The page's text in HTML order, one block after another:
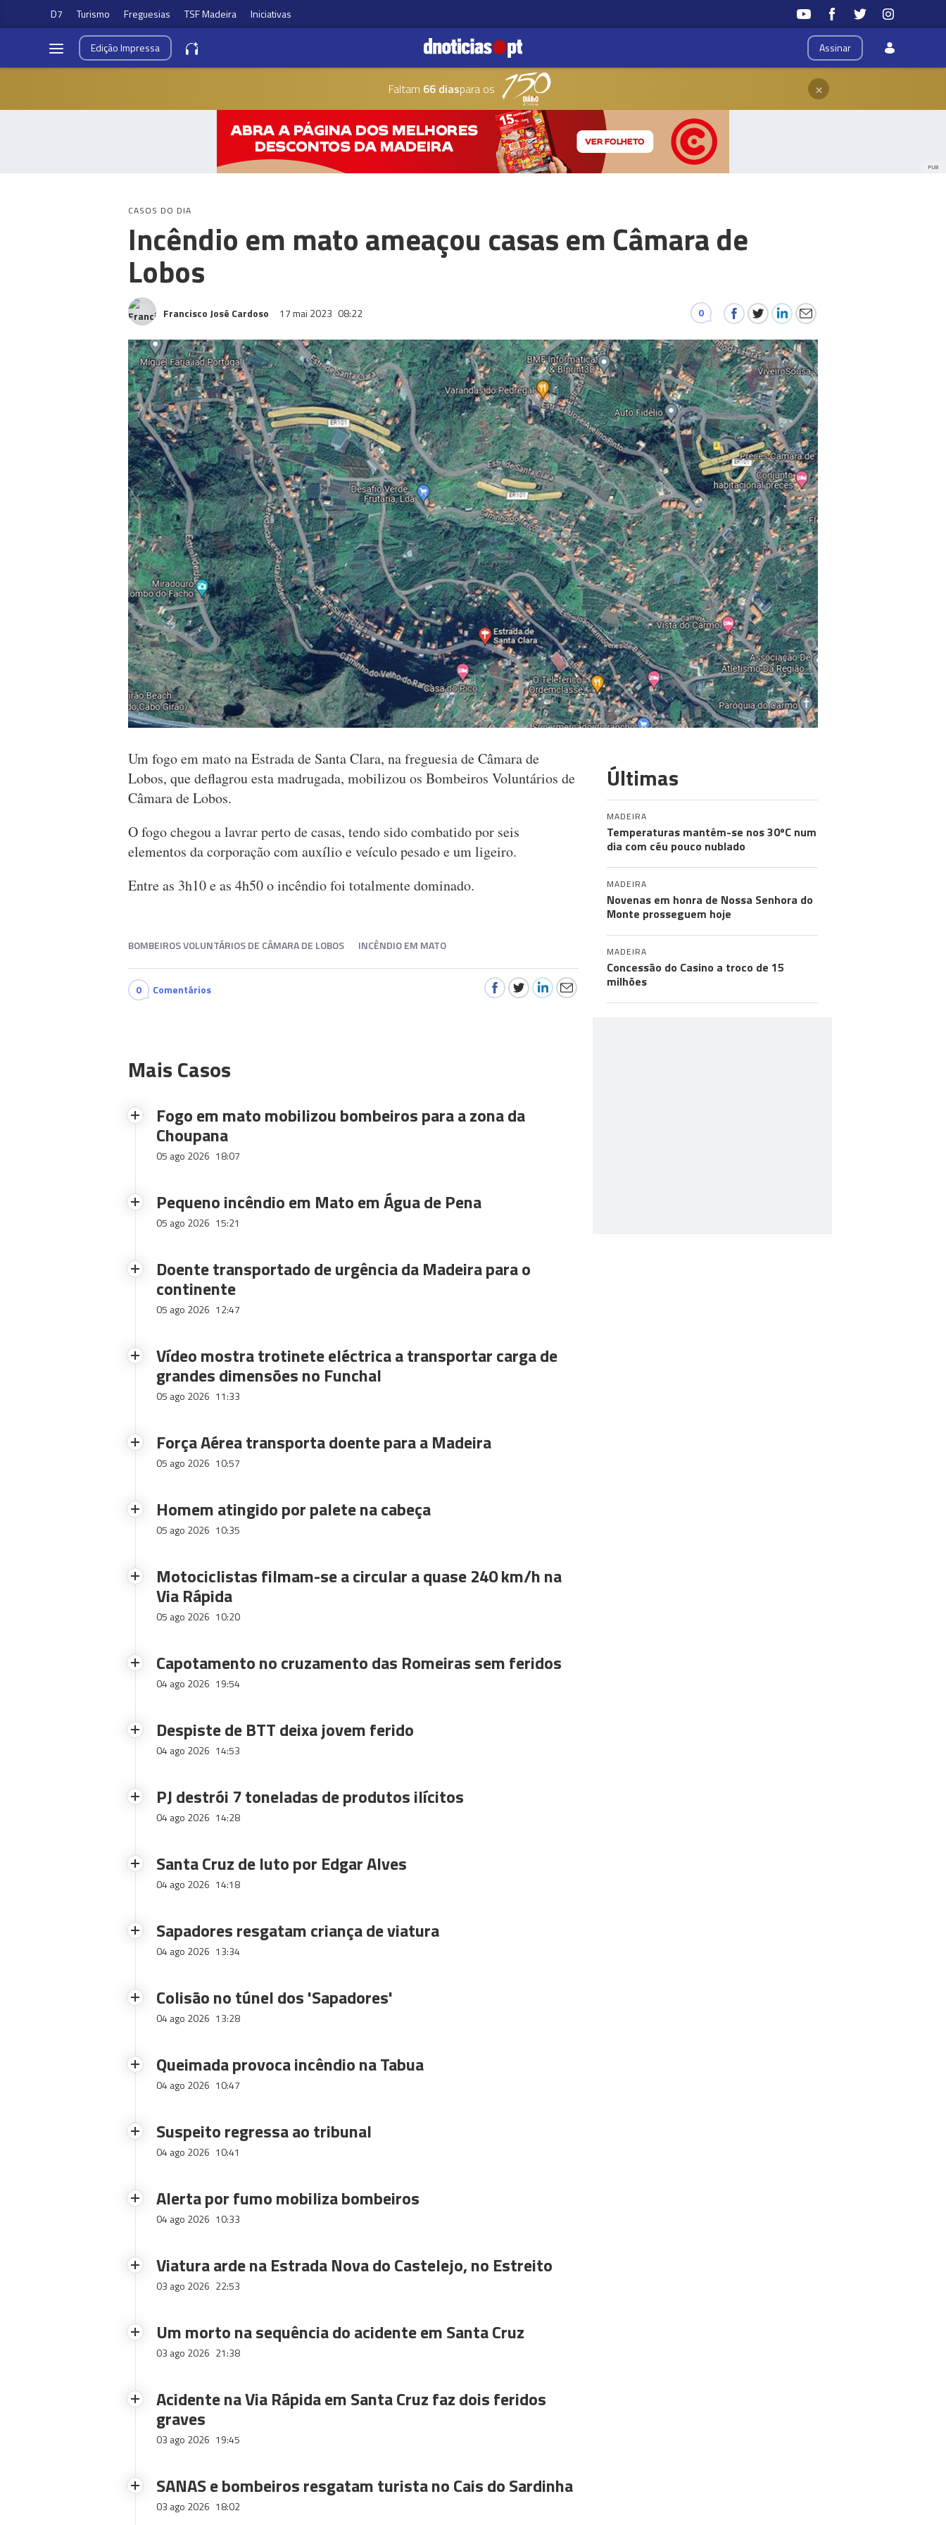
D7 Turismo Freguesias TSF Madeira Iniciativas
Assinar
EdiçãoImpressa
Faltam 66 diaspara os ×
PUB
CASOS DO DIA
Incêndio em mato ameaçou casas em Câmara de
Lobos
Francisco José Cardoso 17 mai 2023 08:22 0
Um fogo em mato na Estrada de Santa Clara, na freguesia de Câmara de
Lobos, que deflagrou esta madrugada, mobilizou os Bombeiros Voluntários de
Câmara de Lobos.
O fogo chegou a lavrar perto de casas, tendo sido combatido por seis
elementos da corporação com auxílio e veículo pesado e um ligeiro.
Entre as 3h10 e as 4h50 o incêndio foi totalmente dominado.
BOMBEIROS VOLUNTÁRIOS DE CÂMARA DE LOBOS INCÊNDIO EM MATO
0 Comentários
Mais Casos
Fogo em mato mobilizou bombeiros para a zona da
Choupana
05 ago 2026 18:07
Pequeno incêndio em Mato em Água de Pena
05 ago 2026 15:21
Doente transportado de urgência da Madeira para o
continente
05 ago 2026 12:47
Vídeo mostra trotinete eléctrica a transportar carga de
grandes dimensões no Funchal
05 ago 2026 11:33
Força Aérea transporta doente para a Madeira
05 ago 2026 10:57
Homem atingido por palete na cabeça
05 ago 2026 10:35
Motociclistas filmam-se a circular a quase 240 km/h na
Via Rápida
05 ago 2026 10:20
Capotamento no cruzamento das Romeiras sem feridos
04 ago 2026 19:54
Despiste de BTT deixa jovem ferido
04 ago 2026 14:53
PJ destrói 7 toneladas de produtos ilícitos
04 ago 2026 14:28
Santa Cruz de luto por Edgar Alves
04 ago 2026 14:18
Sapadores resgatam criança de viatura
04 ago 2026 13:34
Colisão no túnel dos 'Sapadores'
04 ago 2026 13:28
Queimada provoca incêndio na Tabua
04 ago 2026 10:47
Suspeito regressa ao tribunal
04 ago 2026 10:41
Alerta por fumo mobiliza bombeiros
04 ago 2026 10:33
Viatura arde na Estrada Nova do Castelejo, no Estreito
03 ago 2026 22:53
Um morto na sequência do acidente em Santa Cruz
03 ago 2026 21:38
Acidente na Via Rápida em Santa Cruz faz dois feridos
graves
03 ago 2026 19:45
SANAS e bombeiros resgatam turista no Cais do Sardinha
03 ago 2026 18:02
Últimas
MADEIRA
Temperaturas mantêm-se nos 30ºC num
dia com céu pouco nublado
MADEIRA
Novenas em honra de Nossa Senhora do
Monte prosseguem hoje
MADEIRA
Concessão do Casino a troco de 15
milhões